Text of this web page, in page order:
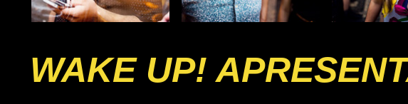
WAKE UP!